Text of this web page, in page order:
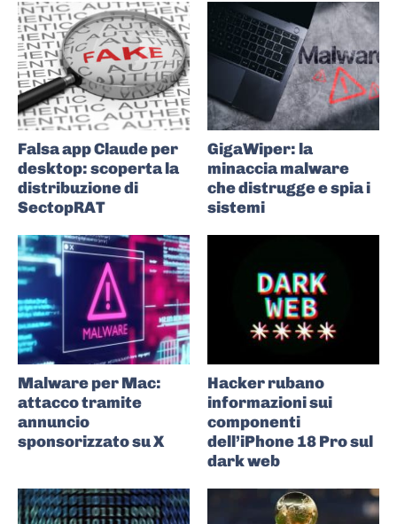
Falsa app Claude per
desktop: scoperta la
distribuzione di
SectopRAT
GigaWiper: la
minaccia malware
che distrugge e spia i
sistemi
Malware per Mac:
attacco tramite
annuncio
sponsorizzato su X
Hacker rubano
informazioni sui
componenti
dell’iPhone 18 Pro sul
dark web